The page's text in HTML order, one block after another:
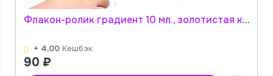
Флакон-ролик градиент 10 мл., золотистая крышка (цвет в ассортименте) АромаПро
+ 4,00 Кешбэк
90 ₽